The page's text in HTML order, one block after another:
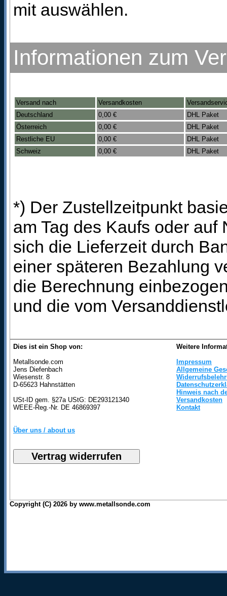
mit auswählen.
Informationen zum
Versand nach Versandkosten
Deutschland
0,00 €
DHL Paket
Österreich
0,00 €
DHL Paket
Restliche EU
0,00 €
DHL Paket
Schweiz
0,00 € DHL Paket
*) Der Zustellzeitpunkt
am Tag des Kaufs oder
sich die Lieferzeit durch
einer späteren Bezahlung
die Berechnung
und die vom
Dies ist ein Shop von:
Metallsonde.com
Jens Diefenbach
Wiesenstr. 8
D-65623 Hahnstätten
USt-ID gem. §27a UStG: DE293121340
WEEE-Reg.-Nr. DE 46869397
Über uns / about us
Weitere
Impressum
Allgemeine
Hinweis nach
Versandkosten
Kontakt
Copyright (C) 2026 by www.metallsonde.com